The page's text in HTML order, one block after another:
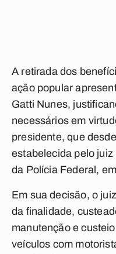
A retirada dos
ação popular
Gatti Nunes,
necessários em
presidente, que
estabelecida pelo
da Polícia Federal,
Em sua decisão, o
da finalidade,
manutenção e
veículos com